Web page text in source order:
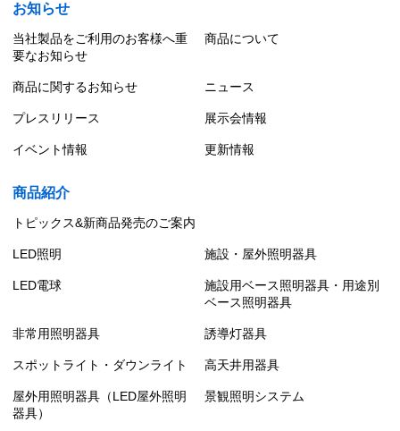
お知らせ
当社製品をご利用のお客様へ重
要なお知らせ
商品について
商品に関するお知らせ ニュース
プレスリリース 展示会情報
イベント情報 更新情報
商品紹介
トピックス&新商品発売のご案内
LED照明 施設・屋外照明器具
LED電球
施設用ベース照明器具・用途別
ベース照明器具
非常用照明器具 誘導灯器具
スポットライト・ダウンライト 高天井用器具
屋外用照明器具（LED屋外照明
器具）
景観照明システム